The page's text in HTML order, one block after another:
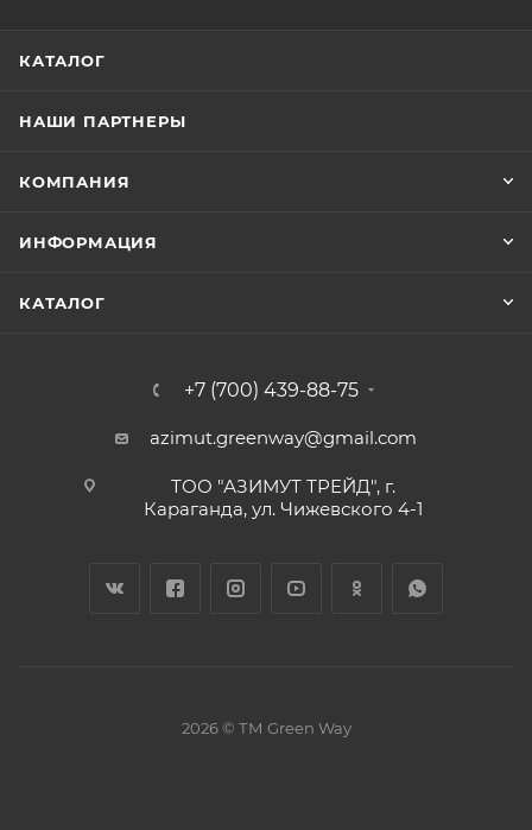
КАТАЛОГ
НАШИ ПАРТНЕРЫ
КОМПАНИЯ
ИНФОРМАЦИЯ
КАТАЛОГ
+7 (700) 439-88-75
azimut.greenway@gmail.com
ТОО "АЗИМУТ ТРЕЙД", г.
Караганда, ул. Чижевского 4-1
2026 © ТМ Green Way